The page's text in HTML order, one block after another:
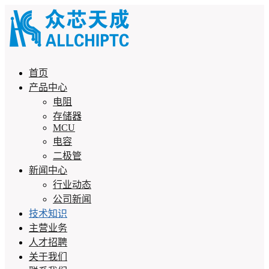
首页
产品中心
电阻
存储器
MCU
电容
二极管
新闻中心
行业动态
公司新闻
技术知识
主营业务
人才招聘
关于我们